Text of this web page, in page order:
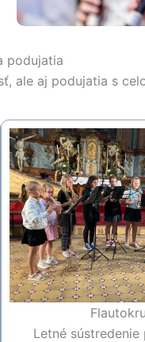
podujatia
ale aj podujatia s
Letné